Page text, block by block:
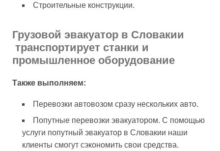
Строительные конструкции.
Грузовой эвакуатор в Словакии
транспортирует станки и
промышленное оборудование
Также выполняем:
Перевозки автовозом сразу нескольких авто.
Попутные перевозки эвакуатором. С помощью
услуги попутный эвакуатор в Словакии наши
клиенты смогут сэкономить свои средства.